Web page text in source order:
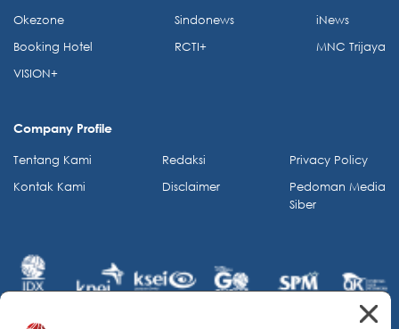
Okezone
Booking Hotel
VISION+
Sindonews
RCTI+
iNews
MNC Trijaya
Company Profile
Tentang Kami
Kontak Kami
Redaksi
Disclaimer
Privacy Policy
Pedoman Media
Siber